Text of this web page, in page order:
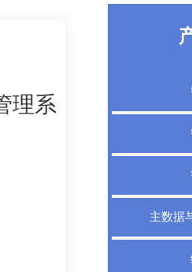
理系
Extech PLM
Extech PLM
XT PDM产
Extech CAPP
Extech
Extech MES
Extech TMS
主数据
Extech
工业互联网平